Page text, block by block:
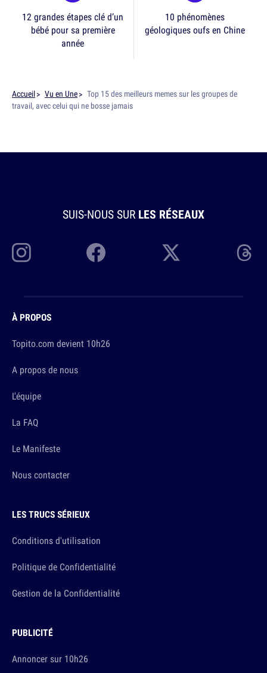
12 grandes étapes clé d’un
bébé pour sa première
année
10 phénomènes
géologiques oufs en Chine
Accueil Vu en Une
Top 15 des meilleurs memes sur les groupes de
travail, avec celui qui ne bosse jamais
SUIS-NOUS SUR LES RÉSEAUX
À PROPOS
Topito.com devient 10h26
A propos de nous
L'équipe
La FAQ
Le Manifeste
Nous contacter
LES TRUCS SÉRIEUX
Conditions d'utilisation
Politique de Confidentialité
Gestion de la Confidentialité
PUBLICITÉ
Annoncer sur 10h26